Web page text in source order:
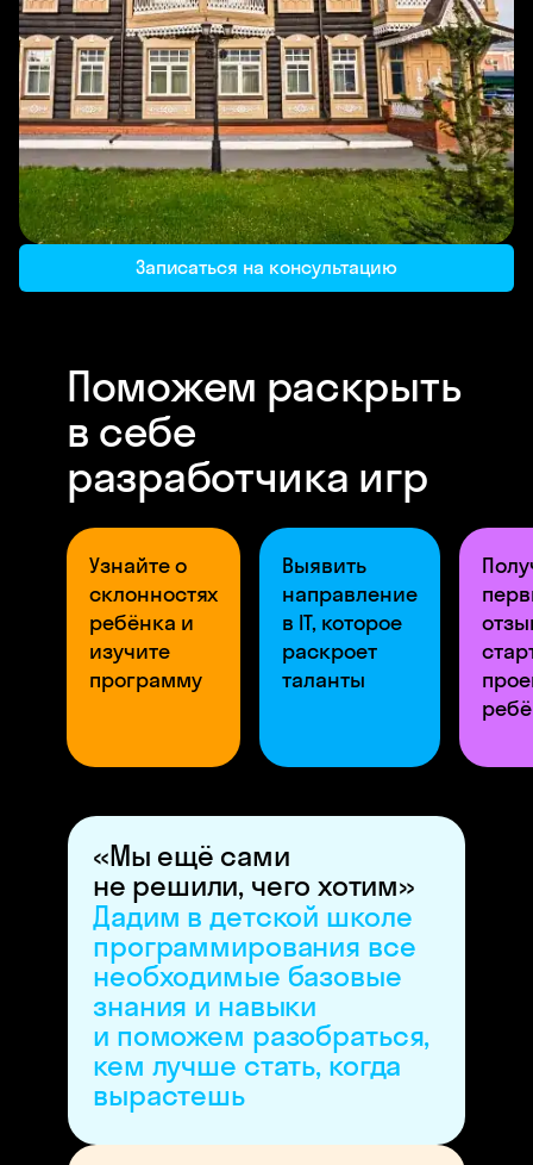
Записаться на консультацию
Поможем раскрыть
в себе
разработчика игр
Узнайте о
склонностях
ребёнка и
изучите
программу
Выявить
направление
в IT, которое
раскроет
таланты
«Мы ещё сами
не решили, чего хотим»
Дадим в детской школе
программирования все
необходимые базовые
знания и навыки
и поможем разобраться,
кем лучше стать, когда
вырастешь